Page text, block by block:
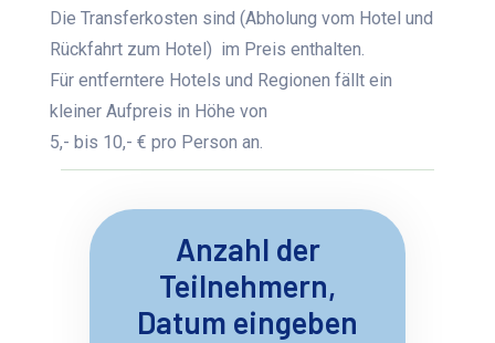
Die Transferkosten sind (Abholung vom Hotel und
Rückfahrt zum Hotel) im Preis enthalten.
Für entferntere Hotels und Regionen fällt ein
kleiner Aufpreis in Höhe von
5,- bis 10,- € pro Person an.
Anzahl der
Teilnehmern,
Datum eingeben